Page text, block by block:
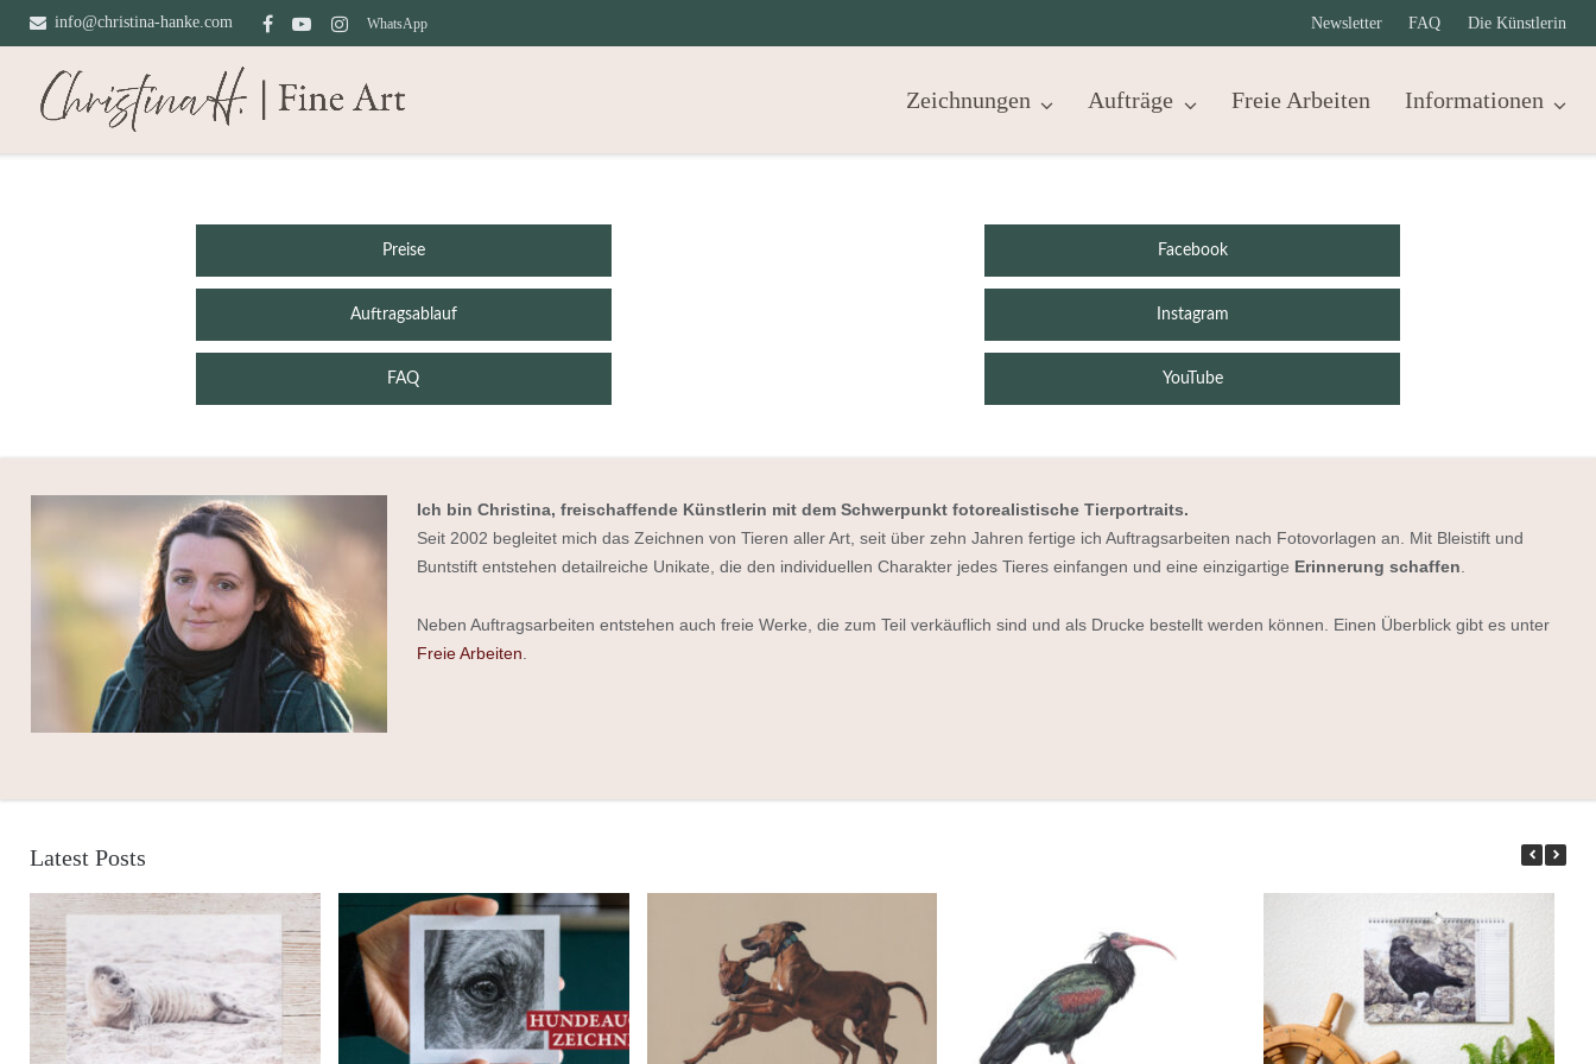
Direkt
info@christina-hanke.com WhatsApp Newsletter FAQ Die Künstlerin
Zeichnungen Aufträge Freie Arbeiten Informationen
Preise
Auftragsablauf
FAQ
Facebook
Instagram
YouTube
Ich bin Christina, freischaffende Künstlerin mit dem Schwerpunkt fotorealistische Tierportraits.
Seit 2002 begleitet mich das Zeichnen von Tieren aller Art, seit über zehn Jahren fertige ich Auftragsarbeiten nach Fotovorlagen an. Mit Bleistift und
Buntstift entstehen detailreiche Unikate, die den individuellen Charakter jedes Tieres einfangen und eine einzigartige Erinnerung schaffen
Neben Auftragsarbeiten entstehen auch freie Werke, die zum Teil verkäuflich sind und als Drucke bestellt werden können. Einen Überblick gibt es unter
Freie Arbeiten
Latest Posts